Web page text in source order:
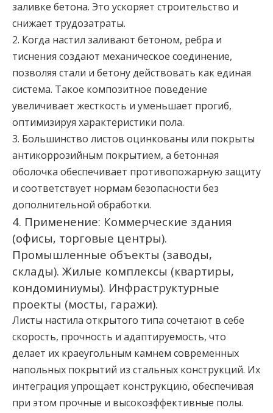
заливке бетона. Это ускоряет строительство и
снижает трудозатраты.
2. Когда настил заливают бетоном, ребра и
тиснения создают механическое соединение,
позволяя стали и бетону действовать как единая
система. Такое композитное поведение
увеличивает жесткость и уменьшает прогиб,
оптимизируя характеристики пола.
3. Большинство листов оцинкованы или покрыты
антикоррозийным покрытием, а бетонная
оболочка обеспечивает противопожарную защиту
и соответствует нормам безопасности без
дополнительной обработки.
4. Применение: Коммерческие здания
(офисы, торговые центры).
Промышленные объекты (заводы,
склады). Жилые комплексы (квартиры,
кондоминиумы). Инфраструктурные
проекты (мосты, гаражи).
Листы настила открытого типа сочетают в себе
скорость, прочность и адаптируемость, что
делает их краеугольным камнем современных
напольных покрытий из стальных конструкций. Их
интеграция упрощает конструкцию, обеспечивая
при этом прочные и высокоэффективные полы.